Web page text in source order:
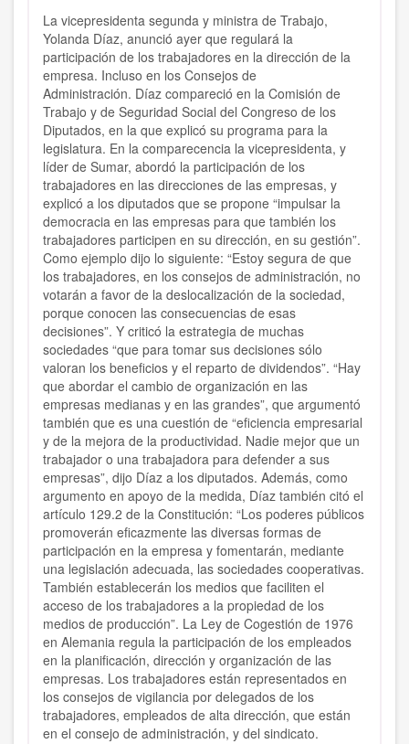
La vicepresidenta segunda y ministra de Trabajo,
Yolanda Díaz, anunció ayer que regulará la
participación de los trabajadores en la dirección de la
empresa. Incluso en los Consejos de
Administración. Díaz compareció en la Comisión de
Trabajo y de Seguridad Social del Congreso de los
Diputados, en la que explicó su programa para la
legislatura. En la comparecencia la vicepresidenta, y
líder de Sumar, abordó la participación de los
trabajadores en las direcciones de las empresas, y
explicó a los diputados que se propone “impulsar la
democracia en las empresas para que también los
trabajadores participen en su dirección, en su gestión”.
Como ejemplo dijo lo siguiente: “Estoy segura de que
los trabajadores, en los consejos de administración, no
votarán a favor de la deslocalización de la sociedad,
porque conocen las consecuencias de esas
decisiones”. Y criticó la estrategia de muchas
sociedades “que para tomar sus decisiones sólo
valoran los beneficios y el reparto de dividendos”. “Hay
que abordar el cambio de organización en las
empresas medianas y en las grandes”, que argumentó
también que es una cuestión de “eficiencia empresarial
y de la mejora de la productividad. Nadie mejor que un
trabajador o una trabajadora para defender a sus
empresas”, dijo Díaz a los diputados. Además, como
argumento en apoyo de la medida, Díaz también citó el
artículo 129.2 de la Constitución: “Los poderes públicos
promoverán eficazmente las diversas formas de
participación en la empresa y fomentarán, mediante
una legislación adecuada, las sociedades cooperativas.
También establecerán los medios que faciliten el
acceso de los trabajadores a la propiedad de los
medios de producción”. La Ley de Cogestión de 1976
en Alemania regula la participación de los empleados
en la planificación, dirección y organización de las
empresas. Los trabajadores están representados en
los consejos de vigilancia por delegados de los
trabajadores, empleados de alta dirección, que están
en el consejo de administración, y del sindicato.